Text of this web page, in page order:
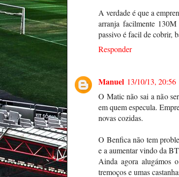
A verdade é que a
arranja facilmente
passivo é facil de cobrir,
Responder
Manuel 13/10/13, 20:56
O Matic não sai a não
em quem especula.
novas cozidas.
O Benfica não tem
e a aumentar vindo da
Ainda agora alugámos
tremoços e umas